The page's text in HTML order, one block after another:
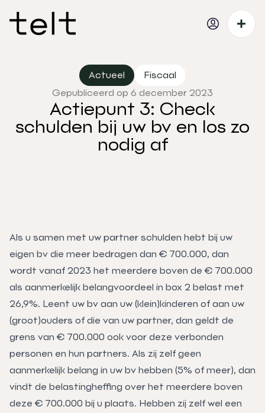
Actueel
Fiscaal
Gepubliceerd op 6 december 2023
Actiepunt 3: Check
schulden bij uw bv en los zo
nodig af
Als u samen met uw partner schulden hebt bij uw
eigen bv die meer bedragen dan € 700.000, dan
wordt vanaf 2023 het meerdere boven de € 700.000
als aanmerkelijk belangvoordeel in box 2 belast met
26,9%. Leent uw bv aan uw (klein)kinderen of aan uw
(groot)ouders of die van uw partner, dan geldt de
grens van € 700.000 ook voor deze verbonden
personen en hun partners. Als zij zelf geen
aanmerkelijk belang in uw bv hebben (5% of meer), dan
vindt de belastingheffing over het meerdere boven
deze € 700.000 bij u plaats. Hebben zij zelf wel een